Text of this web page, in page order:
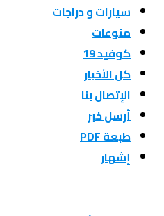
سيارات و دراجات
منوعات
كوفيد 19
كل الأخبار
الإتصال بنا
أرسل خبر
طبعة PDF
إشهار